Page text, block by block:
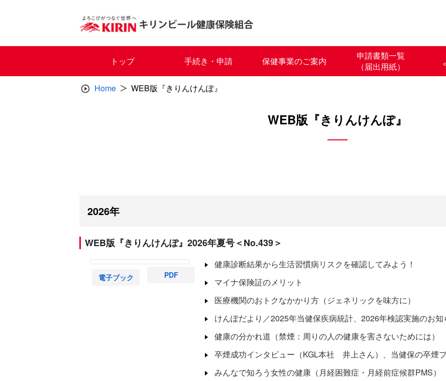
トップ 手続き・申請 保健事業のご案内
申請書類一覧
（届出用紙）
Home WEB版『きりんけんぽ』
WEB版『きりんけんぽ』
2026年
WEB版『きりんけんぽ』2026年夏号＜No.439＞
電子ブック PDF
健康診断結果から生活習慣病リスクを確認してみよう！
マイナ保険証のメリット
医療機関のおトクなかかり方（ジェネリックを味方に）
けんぽだより／2025年当健保疾病統計、2026年検認実施のお
健康の分かれ道（禁煙：周りの人の健康を害さないためには）
卒煙成功インタビュー（KGL本社 井上さん）、当健保の卒煙
みんなで知ろう女性の健康（月経困難症・月経前症候群PMS）